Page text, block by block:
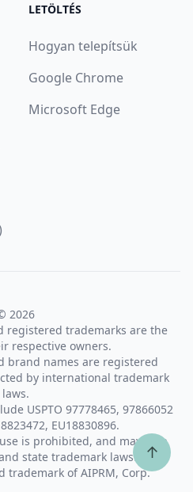
LETÖLTÉS
Hogyan telepítsük
Google Chrome
Microsoft Edge
2026
registered trademarks are the
respective owners.
brand names are registered
by international trademark
laws.
USPTO 97778465, 97866052
EU18830896.
is prohibited, and may be a
state trademark laws.
trademark of AIPRM, Corp.
↑